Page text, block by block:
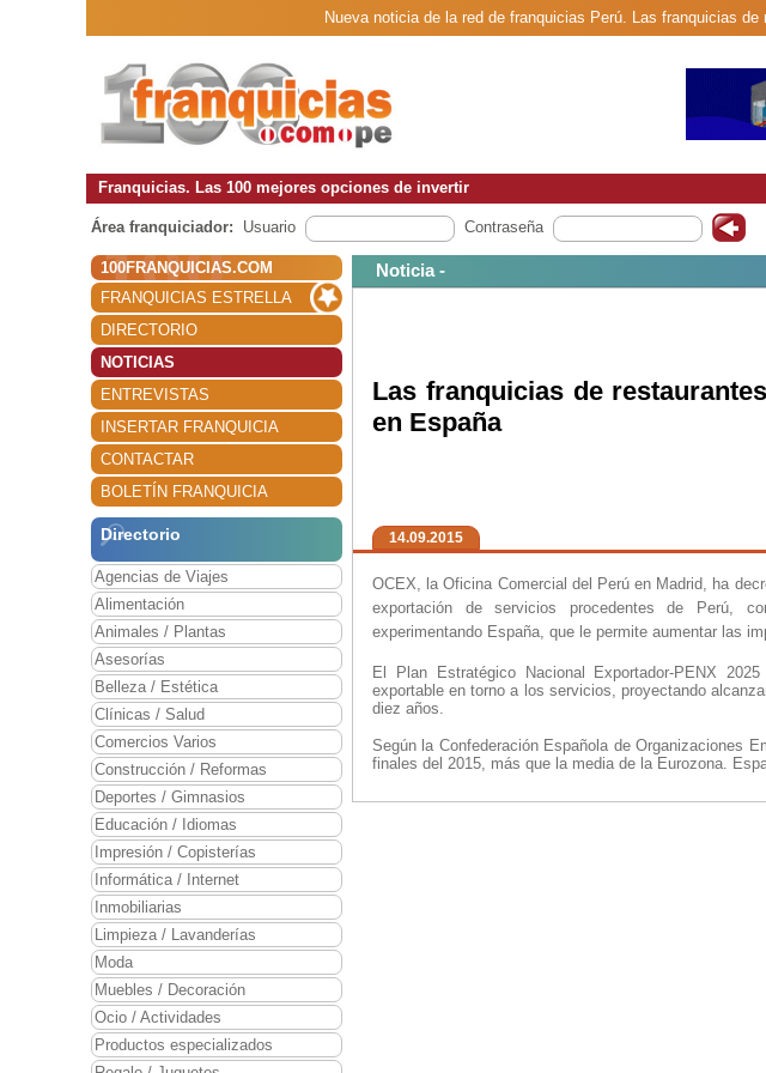
Nueva noticia de la red de franquicias Perú. Las franquicias
Franquicias. Las 100 mejores opciones de invertir
Área franquiciador: Usuario Contraseña
100FRANQUICIAS.COM
FRANQUICIAS ESTRELLA
DIRECTORIO
NOTICIAS
ENTREVISTAS
INSERTAR FRANQUICIA
CONTACTAR
BOLETÍN FRANQUICIA
Directorio
Agencias de Viajes
Alimentación
Animales / Plantas
Asesorías
Belleza / Estética
Clínicas / Salud
Comercios Varios
Construcción / Reformas
Deportes / Gimnasios
Educación / Idiomas
Impresión / Copisterías
Informática / Internet
Inmobiliarias
Limpieza / Lavanderías
Moda
Muebles / Decoración
Ocio / Actividades
Productos especializados
Noticia -
Las franquicias de
en España
14.09.2015
OCEX, la Oficina Comercial del Perú en Madrid, ha
exportación de servicios procedentes de Perú,
experimentando España, que le permite aumentar las
El Plan Estratégico Nacional Exportador-PENX
exportable en torno a los servicios, proyectando
diez años.
Según la Confederación Española de Organizaciones
finales del 2015, más que la media de la Eurozona.